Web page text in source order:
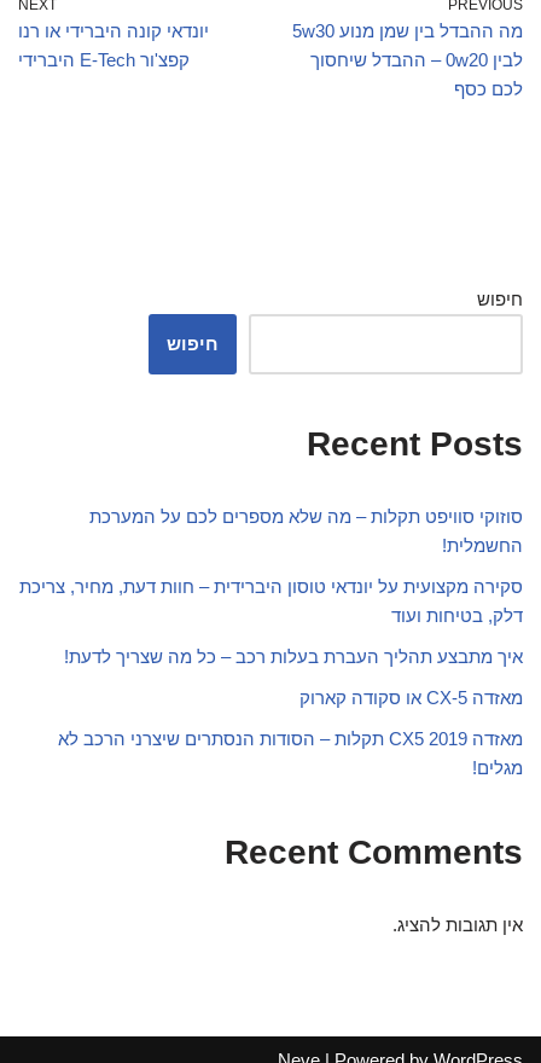
PREVIOUS
מה ההבדל בין שמן מנוע 5w30
לבין 0w20 – ההבדל שיחסוך
לכם כסף
NEXT
יונדאי קונה היברידי או רנו
קפצ'ור E-Tech היברידי
חיפוש
חיפוש
Recent Posts
סוזוקי סוויפט תקלות – מה שלא מספרים לכם על המערכת
החשמלית!
סקירה מקצועית על יונדאי טוסון היברידית – חוות דעת, מחיר, צריכת
דלק, בטיחות ועוד
איך מתבצע תהליך העברת בעלות רכב – כל מה שצריך לדעת!
מאזדה CX-5 או סקודה קארוק
מאזדה CX5 2019 תקלות – הסודות הנסתרים שיצרני הרכב לא
מגלים!
Recent Comments
אין תגובות להציג.